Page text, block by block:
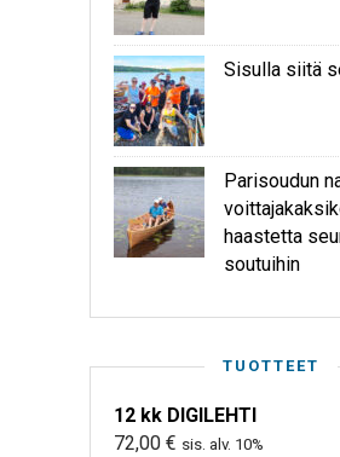
Sisulla siitä
Parisoudun
haastetta
soutuihin
TUOTTEET
12 kk DIGILEHTI
72,00 € sis. alv. 10%